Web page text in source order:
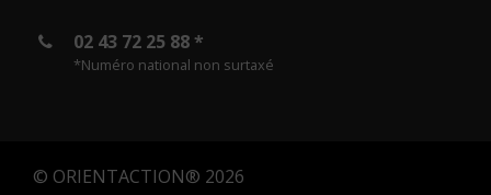
02 43 72 25 88 *
*Numéro national non surtaxé
© ORIENTACTION® 2026